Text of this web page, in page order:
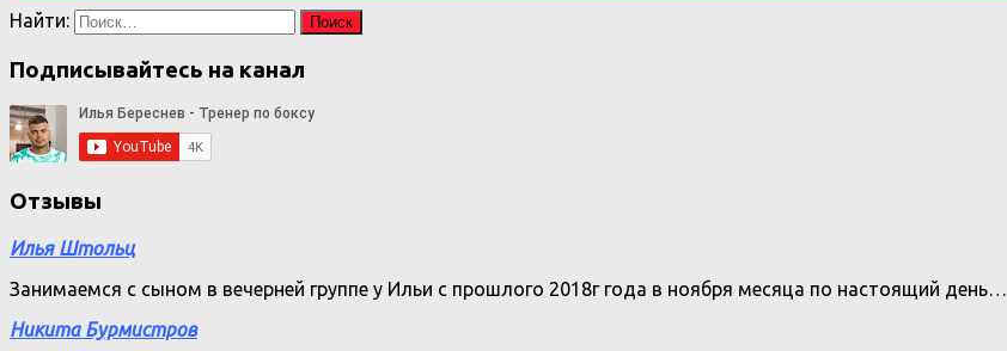
Найти:
Подписывайтесь на канал
Отзывы
Илья Штольц
Занимаемся с сыном в вечерней группе у Ильи с прошлого 2018г года в ноября месяца по настоящий день…
Никита Бурмистров